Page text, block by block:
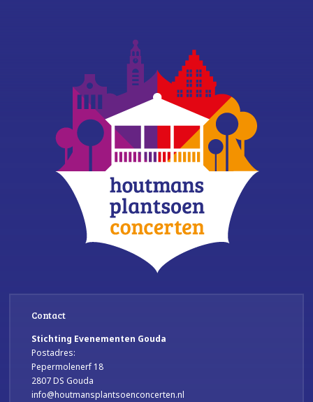
Contact
Stichting Evenementen Gouda
Postadres:
Pepermolenerf 18
2807 DS Gouda
info@houtmansplantsoenconcerten.nl